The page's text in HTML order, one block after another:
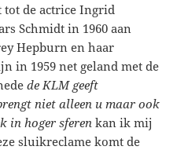
tot de actrice Ingrid
Schmidt in 1960 aan
Hepburn en haar
in 1959 net geland met de
de KLM geeft
niet alleen u maar ook
in hoger sferen kan ik mij
sluikreclame komt de